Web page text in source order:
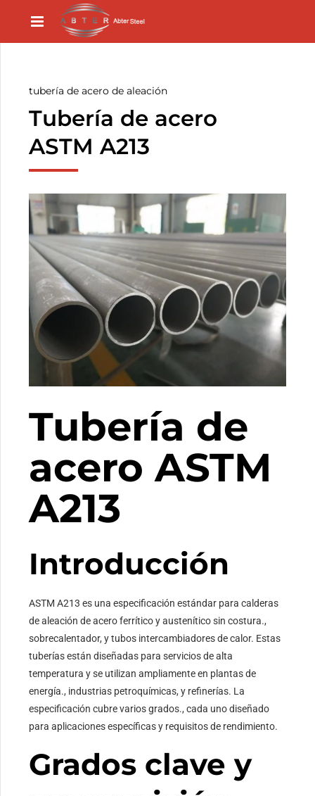
tubería de acero de aleación
Tubería de acero
ASTM A213
Tubería de
acero ASTM
A213
Introducción
ASTM A213 es una especificación estándar para calderas
de aleación de acero ferrítico y austenítico sin costura.,
sobrecalentador, y tubos intercambiadores de calor. Estas
tuberías están diseñadas para servicios de alta
temperatura y se utilizan ampliamente en plantas de
energía., industrias petroquímicas, y refinerías. La
especificación cubre varios grados., cada uno diseñado
para aplicaciones específicas y requisitos de rendimiento.
Grados clave y